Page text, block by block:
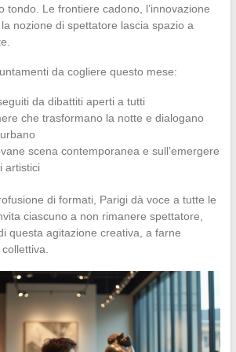
tondo. Le frontiere cadono, l’innovazione
nozione di spettatore lascia spazio a
da cogliere questo mese:
da dibattiti aperti a tutti
che trasformano la notte e dialogano
scena contemporanea e sull’emergere
artistici
di formati, Parigi dà voce a tutte le
ciascuno a non rimanere spettatore,
questa agitazione creativa, a farne